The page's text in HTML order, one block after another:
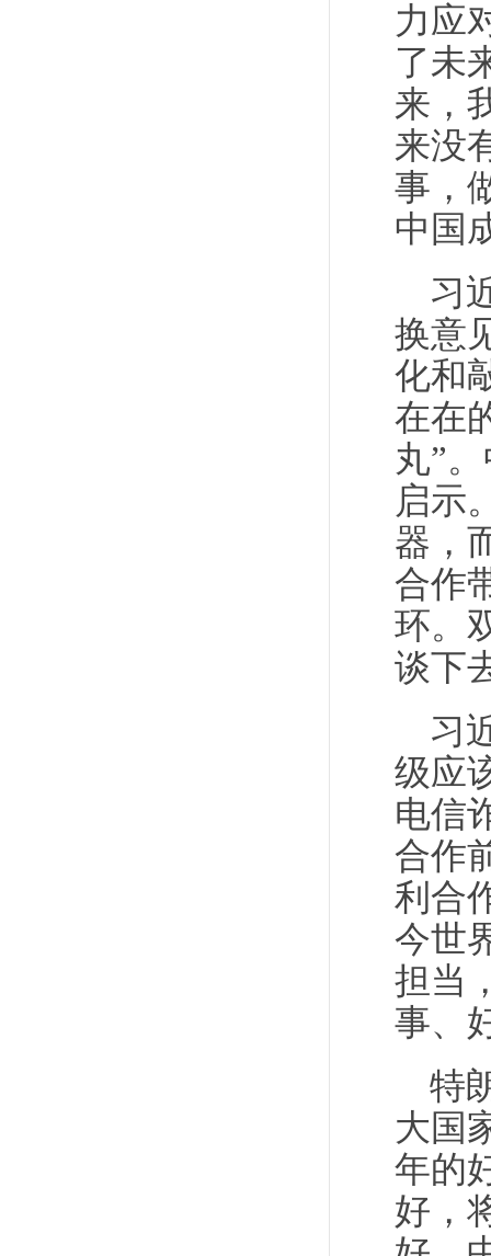
力应
了未
来，
来没
事，
中国
习
换意
化和
在在
丸”
启示
器，
合作
环。
谈下
习
级应
电信
合作
利合
今世
担当
事、
特
大国
年的
好，